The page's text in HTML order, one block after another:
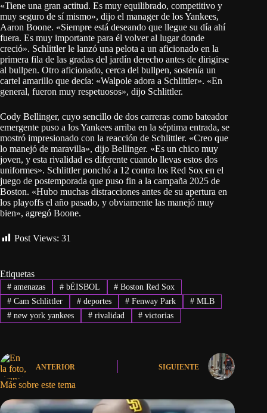
«Tiene una gran actitud. Es muy equilibrado, competitivo y
muy seguro de sí mismo», dijo el manager de los Yankees,
Aaron Boone. «Siempre está deseando que llegue su día ahí
fuera. Es muy importante para él volver al lugar donde
creció». Schlittler le lanzó una pelota a un aficionado en la
primera fila de las gradas del jardín derecho antes de dirigirse
al bullpen. Otro aficionado, cerca del bullpen, sostenía un
cartel amarillo que decía: «Walpole adora a Schlittler». «En
general, fueron muy respetuosos», dijo Schlittler.
Cody Bellinger, cuyo sencillo de dos carreras como bateador
emergente puso a los Yankees arriba en la séptima entrada, se
mostró impresionado con la reacción de Schlittler. «Creo que
lo manejó de maravilla», dijo Bellinger. «Es un chico muy
joven, y esta rivalidad es diferente cuando llevas estos dos
uniformes». Schlittler ponchó a 12 contra los Red Sox en el
juego de postemporada que puso fin a la campaña 2025 de
Boston. «Hubo muchas distracciones antes de su apertura en
los playoffs el año pasado, y obviamente las manejó muy
bien», agregó Boone.
Post Views: 31
Etiquetas
#amenazas #bÉISBOL # Boston Red Sox
#Cam Schlittler #deportes # Fenway Park # MLB
#new york yankees #rivalidad # victorias
ANTERIOR SIGUIENTE
Más sobre este tema